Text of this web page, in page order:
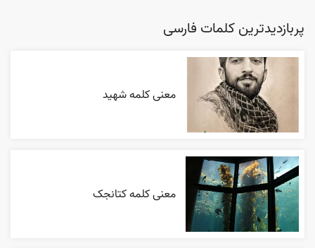
پربازدیدترین کلمات فارسی
معنی کلمه شهید
معنی کلمه کتانجک